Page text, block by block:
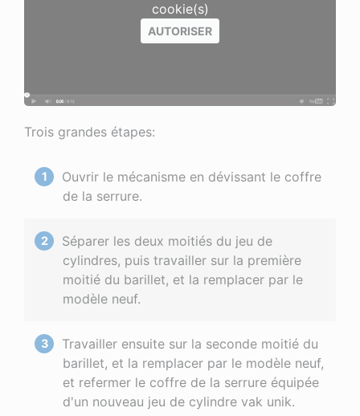
cookie(s)
AUTORISER
Trois grandes étapes:
Ouvrir le mécanisme en dévissant le coffre
de la serrure.
Séparer les deux moitiés du jeu de
cylindres, puis travailler sur la première
moitié du barillet, et la remplacer par le
modèle neuf.
Travailler ensuite sur la seconde moitié du
barillet, et la remplacer par le modèle neuf,
et refermer le coffre de la serrure équipée
d'un nouveau jeu de cylindre vak unik.